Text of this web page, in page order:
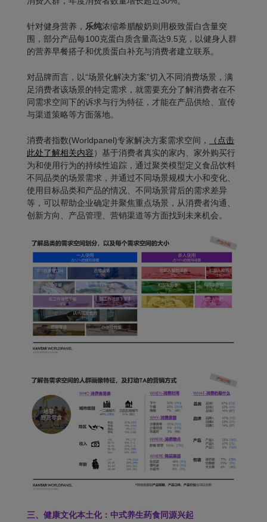
针对健身营养， 乐纯浓缩希腊酸奶则用极致蛋白含量突
围，部分产品每100克蛋白质含量高达9.5克，以健身人群
的营养早餐搭子和优质蛋白补充与消费者建立联系。
对品牌而言，以“场景化解决方案”切入不同消费场景，满
足消费者该场景的特定需求，就需要充分了解消费者在不
同需求空间下的诉求与行为特征，才能在产品供给、宣传
与渠道策略等方面落地。
消费者指数(Worldpanel)专家解决方案需求空间 ，
（点击
此处了解相关内容） 基于消费者真实的家内、家外购买行
为和使用行为的持续性追踪，通过聚类模型定义食品饮料
不同品类的场景需求，并通过不同场景规模大小和变化、
使用目标品类和产品的情况、不同场景背后的需求差异
等，可以帮助企业确定并聚焦重点场景，从消费者沟通、
创新方向、产品管理、营销渠道等方面找到未来机会。
三、健康文化本土化： 中式养生药食同源兴起